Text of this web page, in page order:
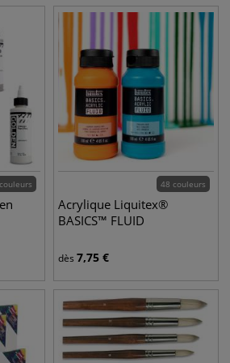
48 couleurs
Acrylique Liquitex®
BASICS™ FLUID
dès 7,75 €